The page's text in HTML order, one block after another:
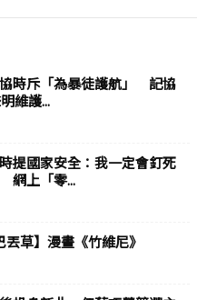
時斥「為暴徒護航」 記協
維護...
提國家安全：我一定會釘死
網上「零...
丟草】漫畫《竹維尼》